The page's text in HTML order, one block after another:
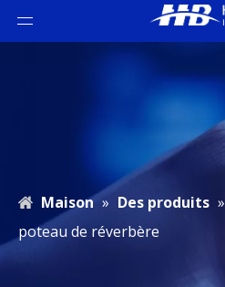
Maison » Des produits »
poteau de réverbère